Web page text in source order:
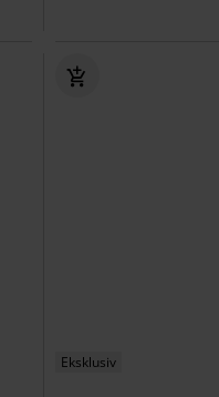
Eksklusiv